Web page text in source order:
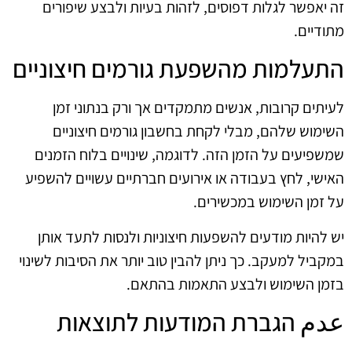
זה יאפשר לגלות דפוסים, לזהות בעיות ולבצע שיפורים
מתודיים.
התעלמות מהשפעת גורמים חיצוניים
לעיתים קרובות, אנשים מתמקדים אך ורק בנתוני זמן
השימוש שלהם, מבלי לקחת בחשבון גורמים חיצוניים
שמשפיעים על הזמן הזה. לדוגמה, שינויים בלוח הזמנים
האישי, לחץ בעבודה או אירועים חברתיים עשויים להשפיע
על זמן השימוש במכשירים.
יש להיות מודעים להשפעות חיצוניות ולנסות לתעד אותן
במקביל למעקב. כך ניתן להבין טוב יותר את הסיבות לשינוי
בזמן השימוש ולבצע התאמות בהתאם.
عدم הגברת המודעות לתוצאות